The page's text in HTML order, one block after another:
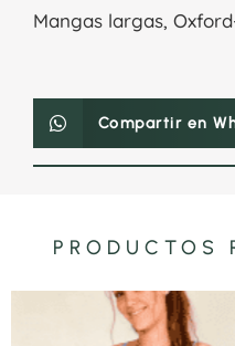
Mangas largas,
Compartir en
PRODUCTOS